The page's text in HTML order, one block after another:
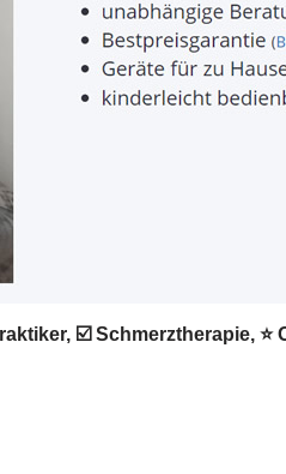
☑️ Schmerztherapie,